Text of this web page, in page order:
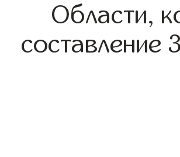
Области,
составление